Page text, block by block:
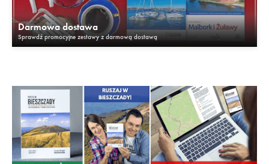
Darmowa dostawa
Sprawdź promocyjne zestawy z darmową dostawą